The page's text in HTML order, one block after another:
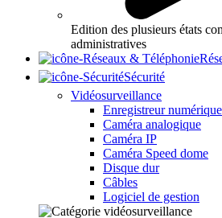
Edition des plusieurs états
administratives
Sécurité
Vidéosurveillance
Enregistreur
Caméra analogique
Caméra IP
Caméra Speed dome
Disque dur
Câbles
Logiciel de gestion